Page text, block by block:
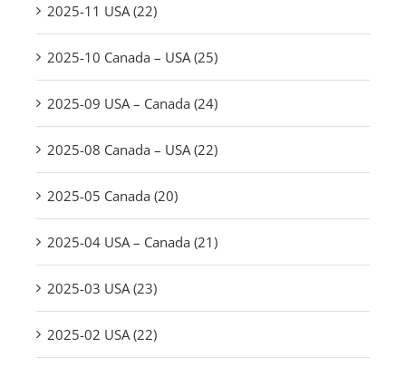
2025-11 USA (22)
2025-10 Canada – USA (25)
2025-09 USA – Canada (24)
2025-08 Canada – USA (22)
2025-05 Canada (20)
2025-04 USA – Canada (21)
2025-03 USA (23)
2025-02 USA (22)